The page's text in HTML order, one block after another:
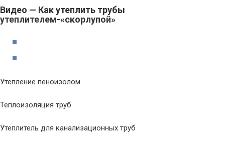
Видео — Как утеплить трубы
утеплителем-«скорлупой»
Утепление пеноизолом
Теплоизоляция труб
Утеплитель для канализационных труб